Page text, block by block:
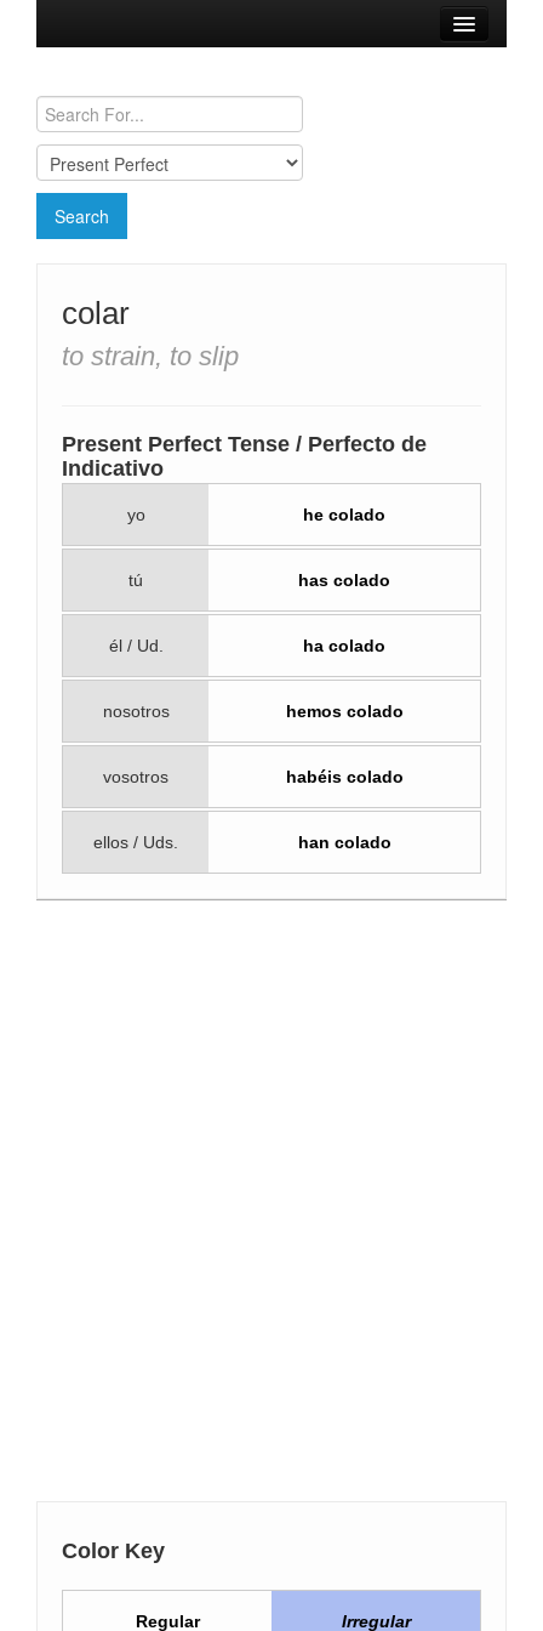
Conjugation Charts
Need a Spanish Tutor?
colar
to strain, to slip
Present Perfect Tense / Perfecto de
Indicativo
yo he colado
tú has colado
él / Ud. ha colado
nosotros hemos colado
vosotros habéis colado
ellos / Uds. han colado
Color Key
Regular Irregular